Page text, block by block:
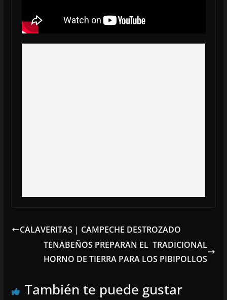
CALAVERITAS | CAMPECHE DESTROZADO
TENABEÑOS PREPARAN EL TRADICIONAL
HORNO DE TIERRA PARA LOS PIBIPOLLOS
También te puede gustar